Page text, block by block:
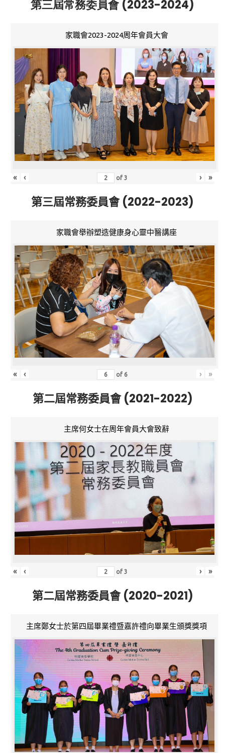
第三屆常務委員會 (2023-2024)
家職會2023-2024周年會員大會
« ‹ of3 › »
第三屆常務委員會 (2022-2023)
家職會舉辦塑造健康身心靈中醫講座
« ‹ of 6 › »
第二屆常務委員會 (2021-2022)
主席何女士在周年會員大會致辭
« ‹ of3 › »
第二屆常務委員會 (2020-2021)
主席鄭女士於第四屆畢業禮暨嘉許禮向畢業生頒獎獎項